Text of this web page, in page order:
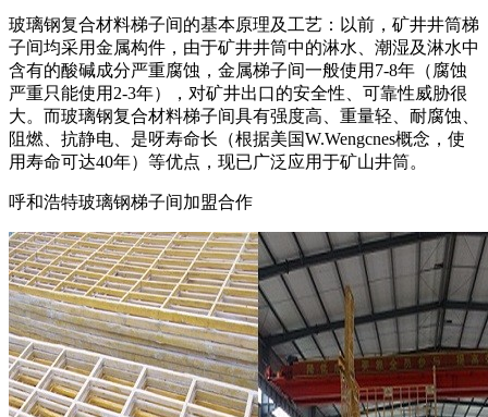
玻璃钢复合材料梯子间的基本原理及工艺：以前，矿井井筒梯
子间均采用金属构件，由于矿井井筒中的淋水、潮湿及淋水中
含有的酸碱成分严重腐蚀，金属梯子间一般使用7-8年（腐蚀
严重只能使用2-3年），对矿井出口的安全性、可靠性威胁很
大。而玻璃钢复合材料梯子间具有强度高、重量轻、耐腐蚀、
阻燃、抗静电、是呀寿命长（根据美国W.Wengcnes概念，使
用寿命可达40年）等优点，现已广泛应用于矿山井筒。
呼和浩特玻璃钢梯子间加盟合作